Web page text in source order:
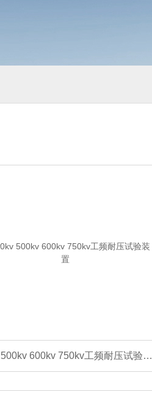
350kv 500kv 600kv 750kv工频耐压试验装置